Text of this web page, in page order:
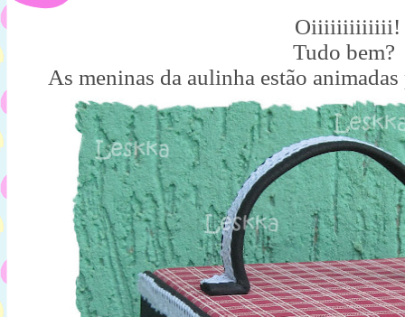
Oiiiiiiiiiiiii!
Tudo bem?
As meninas da aulinha estão